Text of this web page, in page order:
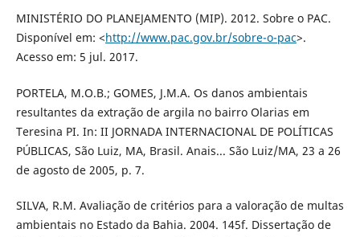
MINISTÉRIO DO PLANEJAMENTO (MIP). 2012. Sobre o PAC.
Disponível em: <http://www.pac.gov.br/sobre-o-pac>.
Acesso em: 5 jul. 2017.
PORTELA, M.O.B.; GOMES, J.M.A. Os danos ambientais
resultantes da extração de argila no bairro Olarias em
Teresina PI. In: II JORNADA INTERNACIONAL DE POLÍTICAS
PÚBLICAS, São Luiz, MA, Brasil. Anais... São Luiz/MA, 23 a 26
de agosto de 2005, p. 7.
SILVA, R.M. Avaliação de critérios para a valoração de multas
ambientais no Estado da Bahia. 2004. 145f. Dissertação de